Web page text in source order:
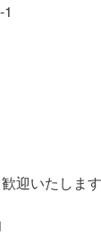
迎いたします